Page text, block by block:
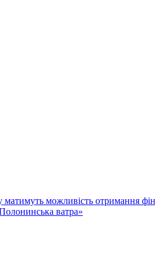
можливість отримання
ватра»